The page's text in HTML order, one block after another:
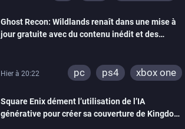
xbox one
nintendo 64
Ghost Recon: Wildlands renaît dans une mise à
jour gratuite avec du contenu inédit et des
Hier à 20:22 pc ps4 xbox one
Square Enix dément l’utilisation de l’IA
générative pour créer sa couverture de Kingdom